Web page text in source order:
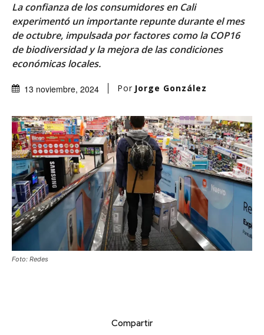
La confianza de los consumidores en Cali
experimentó un importante repunte durante el mes
de octubre, impulsada por factores como la COP16
de biodiversidad y la mejora de las condiciones
económicas locales.
13 noviembre, 2024 Por Jorge González
Foto: Redes
Compartir